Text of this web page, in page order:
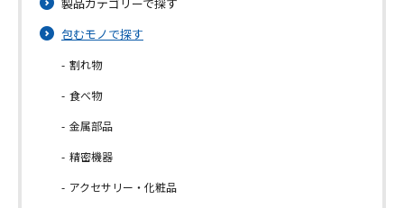
製品カテゴリーで探す
包むモノで探す
割れ物
食べ物
金属部品
精密機器
アクセサリー・化粧品